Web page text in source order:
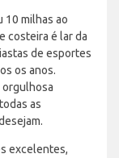
10 milhas ao
costeira é lar da
de esportes
os anos.
orgulhosa
as
excelentes,